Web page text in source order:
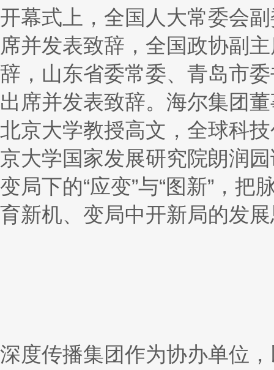
开幕式上，全国人大常委会
席并发表致辞，全国政协副
辞，山东省委常委、青岛市
出席并发表致辞。海尔集团
北京大学教授高文，全球科
京大学国家发展研究院朗润
变局下的“应变”与“图新”，
育新机、变局中开新局的发
深度传播集团作为协办单位